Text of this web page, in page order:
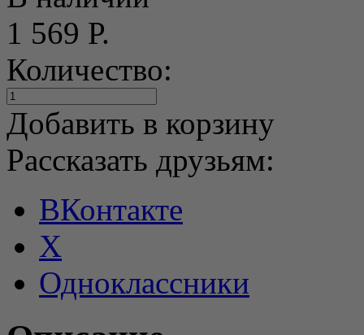
1 569 Р.
Количество:
Добавить в корзину
Рассказать друзьям:
ВКонтакте
X
Одноклассники